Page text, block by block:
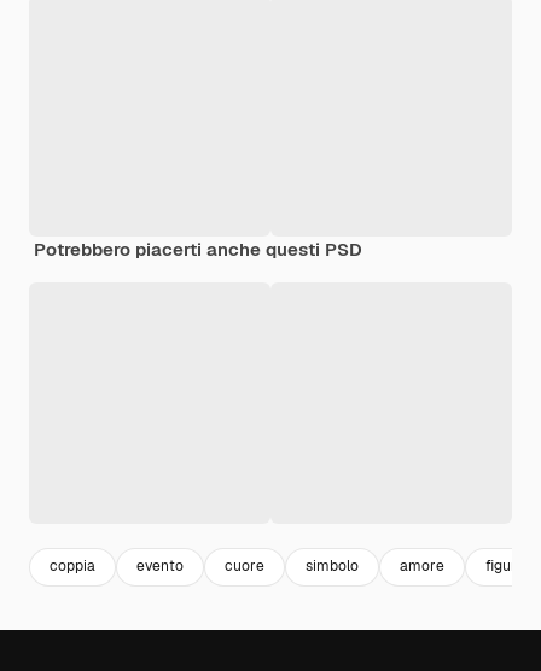
Potrebbero piacerti anche questi PSD
coppia evento cuore simbolo amore figura